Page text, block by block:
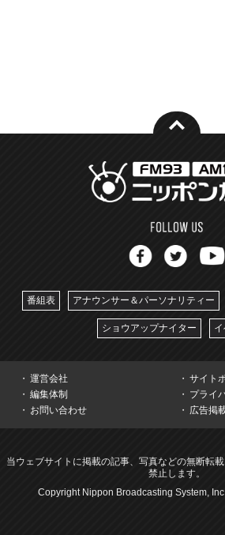
番組表 アナウンサー＆パーソナリティー
ショウアップナイター
運営会社
サイト
編集体制
プライ
お問い合わせ
広告掲
当ウェブサイトに掲載の記事、写真などの無断転
禁止します。
Copyright Nippon Broadcasting System,